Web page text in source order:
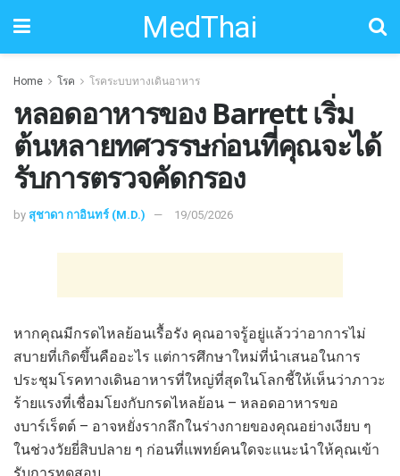
MedThai
Home โรค โรคระบบทางเดินอาหาร
หลอดอาหารของ Barrett เริ่ม
ต้นหลายทศวรรษก่อนที่คุณจะได้
รับการตรวจคัดกรอง
by สุชาดา กาอินทร์ (M.D.) 19/05/2026
หากคุณมีกรดไหลย้อนเรื้อรัง คุณอาจรู้อยู่แล้วว่าอาการไม่
สบายที่เกิดขึ้นคืออะไร แต่การศึกษาใหม่ที่นำเสนอในการ
ประชุมโรคทางเดินอาหารที่ใหญ่ที่สุดในโลกชี้ให้เห็นว่าภาวะ
ร้ายแรงที่เชื่อมโยงกับกรดไหลย้อน – หลอดอาหารขอ
งบาร์เร็ตต์ – อาจหยั่งรากลึกในร่างกายของคุณอย่างเงียบ ๆ
ในช่วงวัยยี่สิบปลาย ๆ ก่อนที่แพทย์คนใดจะแนะนำให้คุณเข้า